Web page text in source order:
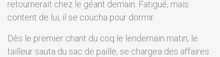
retournerait chez le géant demain. Fatigué, mais
content de lui, il se coucha pour dormir.
Dès le premier chant du coq le lendemain matin, le
tailleur sauta du sac de paille, se chargea des affaires